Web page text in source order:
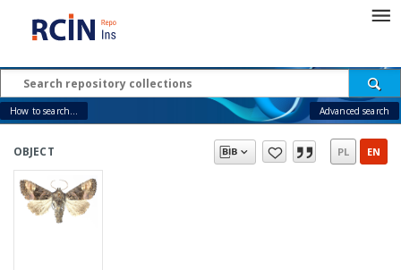
How to search... Advanced search
OBJECT PL EN